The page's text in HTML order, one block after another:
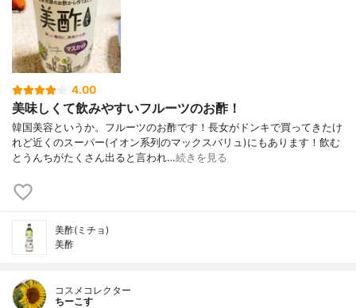
4.00
美味しくて飲みやすいフルーツのお酢！
韓国美容というか。フルーツのお酢です！長女がドンキで買ってきたけ
れど近くのスーパー(イオン系列のマックスバリュ)にもあります！飲む
とうんちがたくさん出ると言われ…続きを見る
美酢(ミチョ)
美酢
コスメコレクター
ちーこす